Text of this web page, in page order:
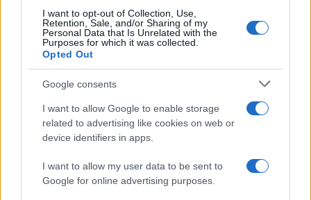
I want to opt-out of Collection, Use,
Retention, Sale, and/or Sharing of my
Personal Data that Is Unrelated with the
Purposes for which it was collected.
Opted Out
Google consents
I want to allow Google to enable storage
related to advertising like cookies on web or
device identifiers in apps.
I want to allow my user data to be sent to
Google for online advertising purposes.
Come ottenere ricci morbidi e definiti con la giusta
routine di cura
BELLEZZA